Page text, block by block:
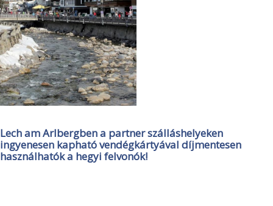
Lech am Arlbergben a partner szálláshelyeken
ingyenesen kapható vendégkártyával díjmentesen
használhatók a hegyi felvonók!